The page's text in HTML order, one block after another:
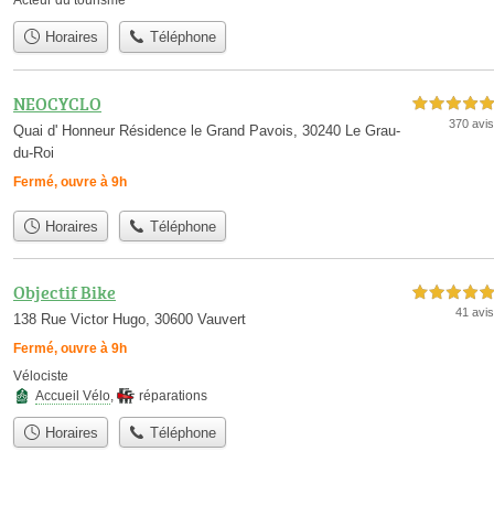
Horaires Téléphone
NEOCYCLO
Quai d' Honneur Résidence le Grand Pavois, 30240 Le Grau-
du-Roi
Fermé, ouvre à 9h
5,0 étoiles sur 5
370 avis
Horaires Téléphone
Objectif Bike
138 Rue Victor Hugo, 30600 Vauvert
Fermé, ouvre à 9h
5,0 étoiles sur 5
41 avis
Vélociste
Accueil Vélo, réparations
Horaires Téléphone